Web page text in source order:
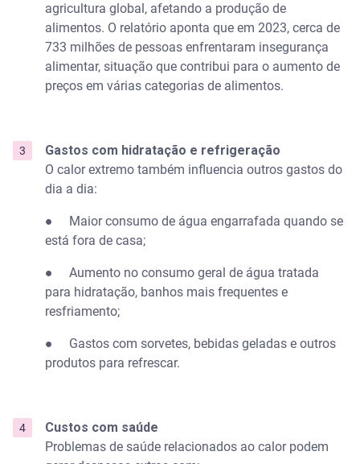
Economia durante ondas de calor - FAQ
Qual é o aumento médio na conta de energia
durante uma onda de calor?
Como escolher o aparelho de ar-condicionado mais
econômico?
É possível reduzir gastos com alimentação durante
ondas de calor?
Existe algum benefício financeiro em mudar o
horário das atividades durante ondas de calor?
agricultura global, afetando a produção de
alimentos. O relatório aponta que em 2023, cerca de
733 milhões de pessoas enfrentaram insegurança
alimentar, situação que contribui para o aumento de
preços em várias categorias de alimentos.
Gastos com hidratação e refrigeração
O calor extremo também influencia outros gastos do
dia a dia:
● Maior consumo de água engarrafada quando se
está fora de casa;
● Aumento no consumo geral de água tratada
para hidratação, banhos mais frequentes e
resfriamento;
● Gastos com sorvetes, bebidas geladas e outros
produtos para refrescar.
Custos com saúde
Problemas de saúde relacionados ao calor podem